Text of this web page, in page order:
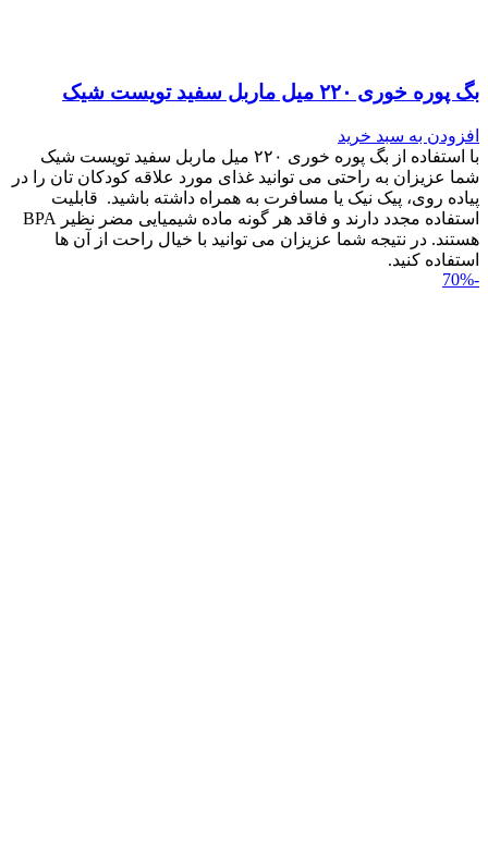
بگ پوره خوری ۲۲۰ میل ماربل سفید تویست شیک
افزودن به سبد خرید
با استفاده از بگ پوره خوری ۲۲۰ میل ماربل سفید تویست شیک
شما عزیزان به راحتی می توانید غذای مورد علاقه کودکان تان را در
پیاده روی، پیک نیک یا مسافرت به همراه داشته باشید. قابلیت
استفاده مجدد دارند و فاقد هر گونه ماده شیمیایی مضر نظیر BPA
هستند. در نتیجه شما عزیزان می توانید با خیال راحت از آن ها
استفاده کنید.
-70%